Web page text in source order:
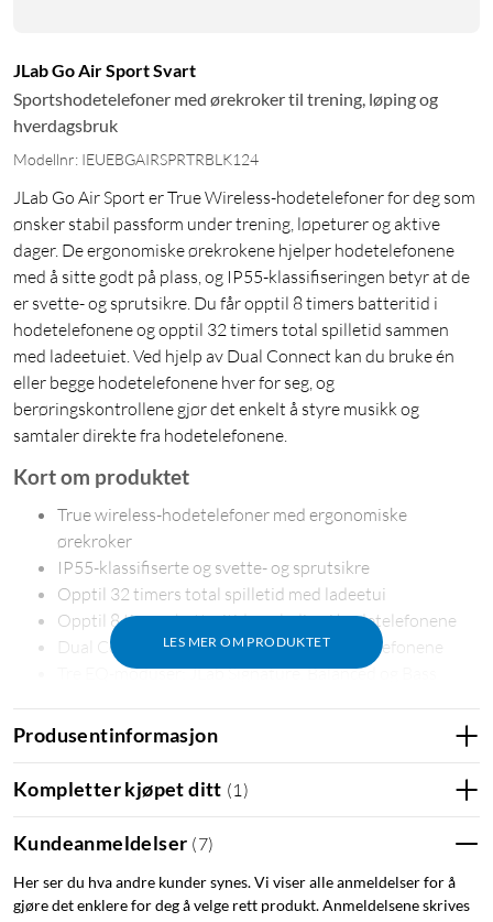
JLab Go Air Sport Svart
Sportshodetelefoner med ørekroker til trening, løping og
hverdagsbruk
Modellnr: IEUEBGAIRSPRTRBLK124
JLab Go Air Sport er True Wireless-hodetelefoner for deg som
ønsker stabil passform under trening, løpeturer og aktive
dager. De ergonomiske ørekrokene hjelper hodetelefonene
med å sitte godt på plass, og IP55-klassifiseringen betyr at de
er svette- og sprutsikre. Du får opptil 8 timers batteritid i
hodetelefonene og opptil 32 timers total spilletid sammen
med ladeetuiet. Ved hjelp av Dual Connect kan du bruke én
eller begge hodetelefonene hver for seg, og
berøringskontrollene gjør det enkelt å styre musikk og
samtaler direkte fra hodetelefonene.
LES MER OM PRODUKTET
Kort om produktet
True wireless-hodetelefoner med ergonomiske
ørekroker
IP55-klassifiserte og svette- og sprutsikre
Opptil 32 timers total spilletid med ladeetui
Opptil 8 timers batteritid per lading i hodetelefonene
Dual Connect – bruk én eller begge hodetelefonene
Tre EQ-moduser: JLab Signature, Balanced og Bass
Kompatible med JLab App for utvalgte funksjoner
Berøringskontroller for musikk og samtaler
Bluetooth 5.1
Sikker passform for trening
JLab Go Air Sport er utviklet som sportshodetelefoner for en
aktiv livsstil. De ergonomiske ørekrokene gir en stabil og
Produsentinformasjon
Kompletter kjøpet ditt (1)
Kundeanmeldelser (7)
Her ser du hva andre kunder synes. Vi viser alle anmeldelser for å
gjøre det enklere for deg å velge rett produkt. Anmeldelsene skrives